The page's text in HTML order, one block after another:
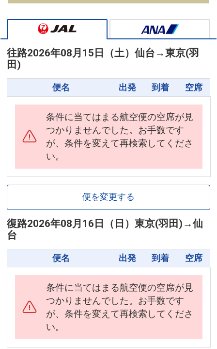
往路2026年08月15日（土） 仙台 →東京(羽
田)
便名 出発 到着 空席
条件に当てはまる航空便の空席が見
つかりませんでした。お手数です
が、条件を変えて再検索してくださ
い。
便を変更する
復路2026年08月16日（日） 東京(羽田) →仙
台
便名 出発 到着 空席
条件に当てはまる航空便の空席が見
つかりませんでした。お手数です
が、条件を変えて再検索してくださ
い。